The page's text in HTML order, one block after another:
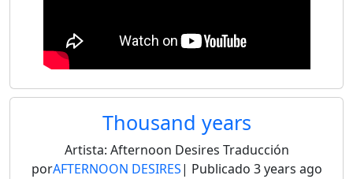
Thousand years
Artista: Afternoon Desires Traducción
porAFTERNOON DESIRES| Publicado 3 years ago